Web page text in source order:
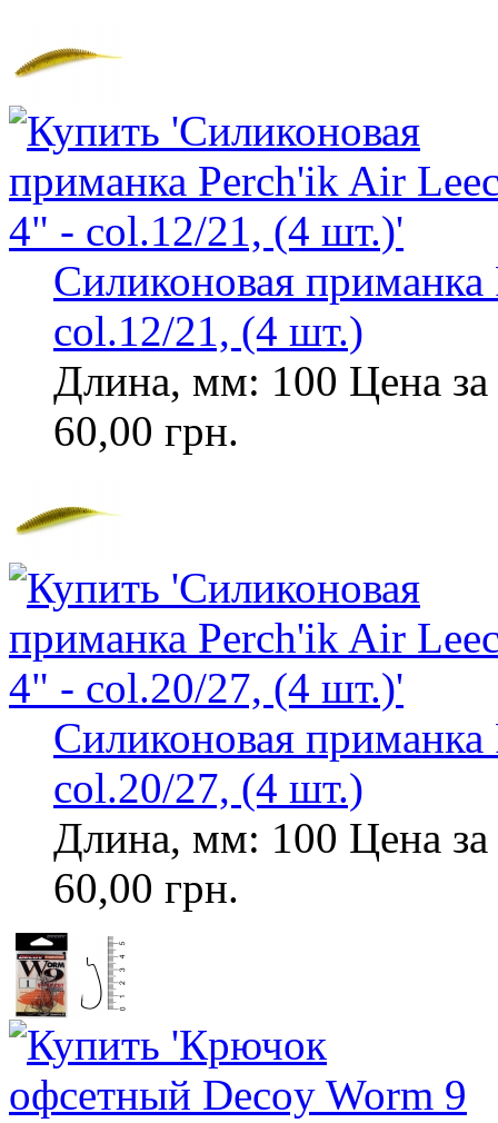
Силиконовая
col.12/21, (4 шт.)
Длина, мм: 100 Цена за
60,00 грн.
Силиконовая
col.20/27, (4 шт.)
Длина, мм: 100 Цена за
60,00 грн.